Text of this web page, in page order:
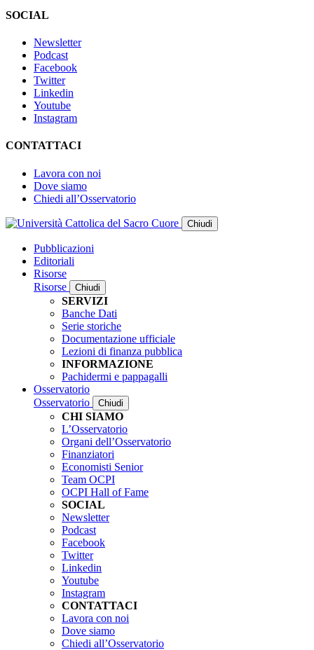
SOCIAL
Newsletter
Podcast
Facebook
Twitter
Linkedin
Youtube
Instagram
CONTATTACI
Lavora con noi
Dove siamo
Chiedi all’Osservatorio
Chiudi
Pubblicazioni
Editoriali
Risorse
Risorse
Chiudi
SERVIZI
Banche Dati
Serie storiche
Documentazione ufficiale
Lezioni di finanza pubblica
INFORMAZIONE
Pachidermi e pappagalli
Osservatorio
Osservatorio
Chiudi
CHI SIAMO
L’Osservatorio
Organi dell’Osservatorio
Finanziatori
Economisti Senior
Team OCPI
OCPI Hall of Fame
SOCIAL
Newsletter
Podcast
Facebook
Twitter
Linkedin
Youtube
Instagram
CONTATTACI
Lavora con noi
Dove siamo
Chiedi all’Osservatorio